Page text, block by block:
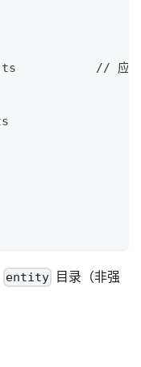
│   │   └──
entity 目录（非强